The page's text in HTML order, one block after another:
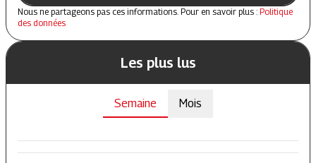
Nous ne partageons pas ces informations. Pour en savoir plus : Politique
des données
Les plus lus
Semaine Mois